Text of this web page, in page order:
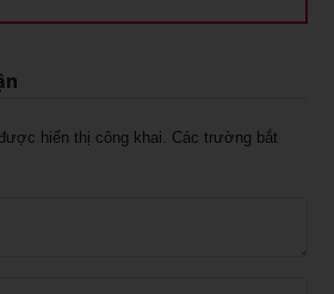
hiển thị công khai.
Các trường bắt